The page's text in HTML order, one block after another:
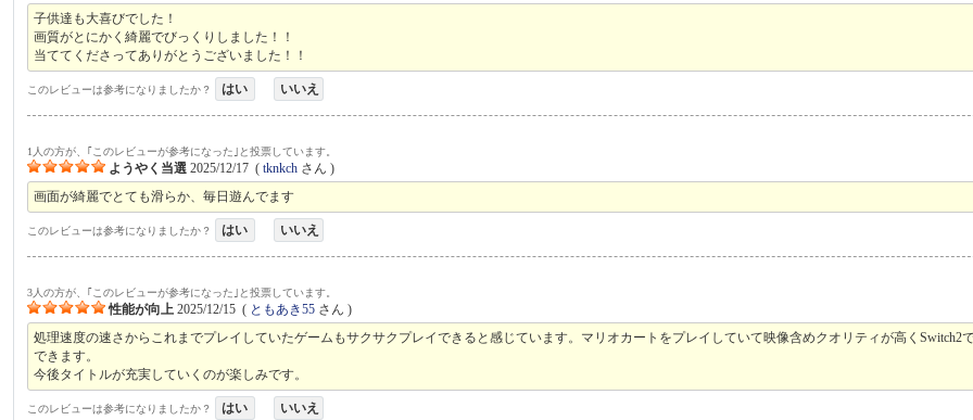
子供達も大喜びでした！
画質がとにかく綺麗でびっくりしました！！
当ててくださってありがとうございました！！
このレビューは参考になりましたか？ はい いいえ
1人の方が、｢このレビューが参考になった｣と投票しています。
ようやく当選 2025/12/17 (tknkch さん )
画面が綺麗でとても滑らか、毎日遊んでます
このレビューは参考になりましたか？ はい いいえ
3人の方が、｢このレビューが参考になった｣と投票しています。
性能が向上 2025/12/15 ( ともあき55 さん )
処理速度の速さからこれまでプレイしていたゲームもサクサクプレイできると感じています。マリオカートをプレイしていて映像含めクオリティが高くSwitch2
できます。
今後タイトルが充実していくのが楽しみです。
このレビューは参考になりましたか？ はい いいえ